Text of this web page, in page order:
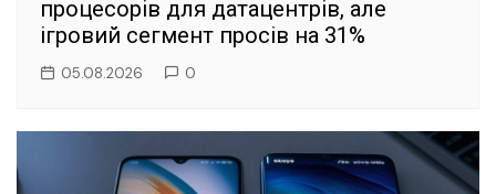
процесорів для датацентрів, але
ігровий сегмент просів на 31%
05.08.2026 0